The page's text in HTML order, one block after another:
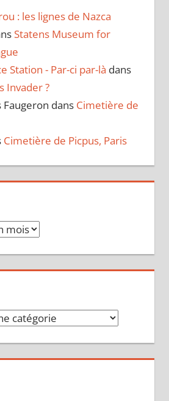
: les lignes de Nazca
Statens Museum for
Station - Par-ci par-là dans
Invader ?
Faugeron dans Cimetière de
Cimetière de Picpus, Paris